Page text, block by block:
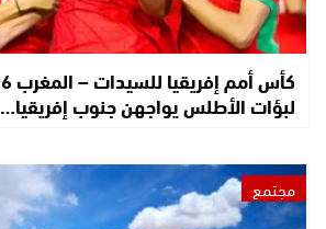
لبؤات الأطلس يواجهن جنوب إفريقيا…
مجتمع